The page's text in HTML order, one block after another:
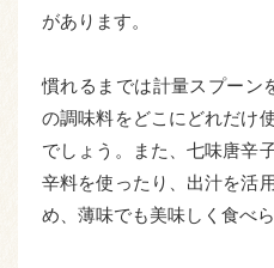
があります。
慣れるまでは計量スプーン
の調味料をどこにどれだけ
でしょう。また、七味唐辛
辛料を使ったり、出汁を活
め、薄味でも美味しく食べら